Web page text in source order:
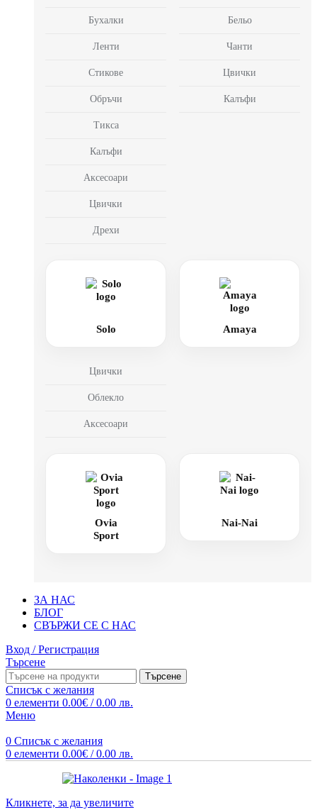
Бухалки
Ленти
Стикове
Обръчи
Тикса
Калъфи
Аксесоари
Цвички
Дрехи
Бельо
Чанти
Цвички
Калъфи
Solo
Цвички
Облекло
Аксесоари
Amaya
Ovia
Sport
Nai-Nai
ЗА НАС
БЛОГ
СВЪРЖИ СЕ С НАС
Вход / Регистрация
Търсене
Търсене
Списък с желания
0 елементи 0.00€ / 0.00 лв.
Меню
0 Списък с желания
0 елементи 0.00€ / 0.00 лв.
Кликнете, за да увеличите